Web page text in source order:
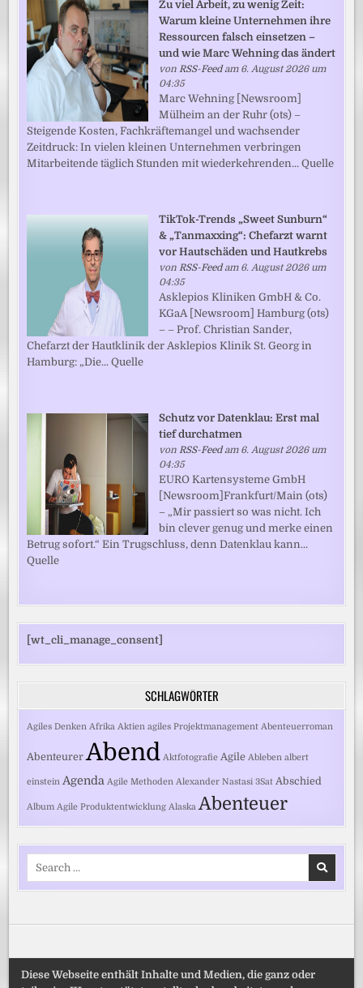
Zu viel Arbeit, zu wenig Zeit:
Warum kleine Unternehmen ihre
Ressourcen falsch einsetzen –
und wie Marc Wehning das ändert
vonRSS-Feedam 6. August 2026 um
04:35
Marc Wehning [Newsroom]
Mülheim an der Ruhr (ots) –
Steigende Kosten, Fachkräftemangel und wachsender
Zeitdruck: In vielen kleinen Unternehmen verbringen
Mitarbeitende täglich Stunden mit wiederkehrenden... Quelle
TikTok-Trends „Sweet Sunburn“
& „Tanmaxxing“: Chefarzt warnt
vor Hautschäden und Hautkrebs
vonRSS-Feedam 6. August 2026 um
04:35
Asklepios Kliniken GmbH & Co.
KGaA [Newsroom] Hamburg (ots)
– – Prof. Christian Sander,
Chefarzt der Hautklinik der Asklepios Klinik St. Georg in
Hamburg: „Die... Quelle
Schutz vor Datenklau: Erst mal
tief durchatmen
vonRSS-Feedam 6. August 2026 um
04:35
EURO Kartensysteme GmbH
[Newsroom]Frankfurt/Main (ots)
– „Mir passiert so was nicht. Ich
bin clever genug und merke einen
Betrug sofort.“ Ein Trugschluss, denn Datenklau kann...
Quelle
[wt_cli_manage_consent]
SCHLAGWÖRTER
Agiles Denken Afrika Aktien agiles Projektmanagement Abenteuerroman
Abenteurer Abend Aktfotografie Agile Ableben albert
einstein Agenda Agile Methoden Alexander Nastasi 3Sat Abschied
Album Agile Produktentwicklung Alaska Abenteuer
Search
Diese Webseite enthält Inhalte und Medien, die ganz oder